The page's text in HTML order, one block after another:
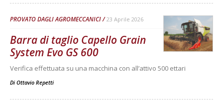
PROVATO DAGLI AGROMECCANICI 23 Aprile 2026
Barra di taglio Capello Grain
System Evo GS 600
Verifica effettuata su una macchina con all’attivo 500 ettari
Di Ottavio Repetti